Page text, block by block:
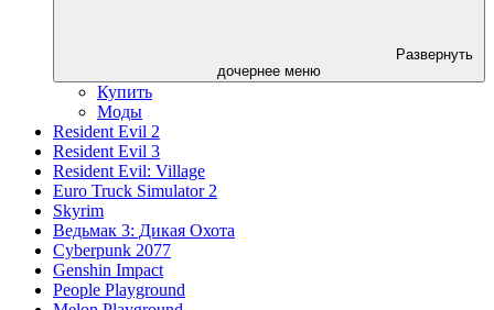
Развернуть
дочернее меню
Купить
Моды
Resident Evil 2
Resident Evil 3
Resident Evil: Village
Euro Truck Simulator 2
Skyrim
Ведьмак 3: Дикая Охота
Cyberpunk 2077
Genshin Impact
People Playground